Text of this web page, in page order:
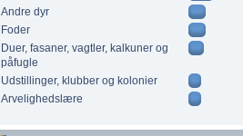
Andre dyr
Foder
Duer, fasaner, vagtler, kalkuner og
påfugle
Udstillinger, klubber og kolonier
Arvelighedslære